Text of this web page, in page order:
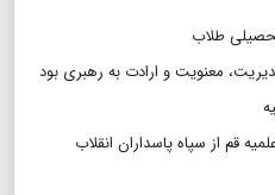
طلاب
معنویت و ارادت به رهبری بود
قم از سپاه پاسداران انقلاب